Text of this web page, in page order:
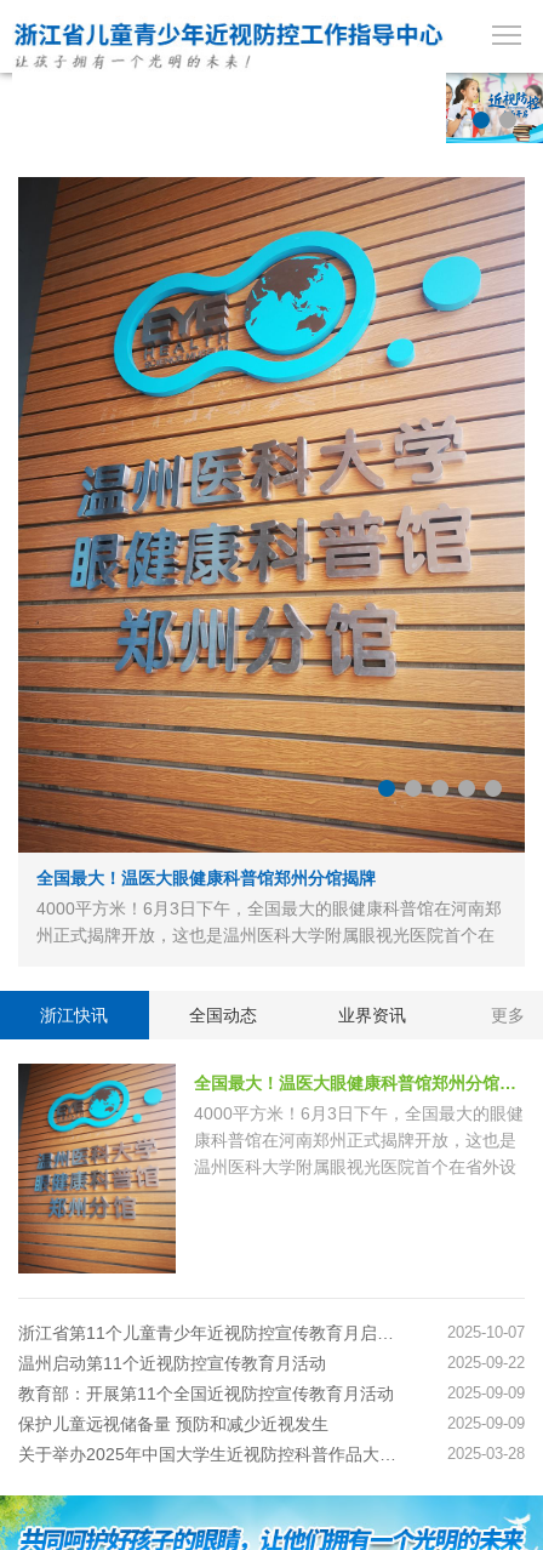
​全国最大！温医大眼健康科普馆郑州分馆揭牌
4000平方米！6月3日下午，全国最大的眼健康科普馆在河南郑
州正式揭牌开放，这也是温州医科大学附属眼视光医院首个在
专家技术指导、社会力量建设，探索一种多方联合共建公益场
馆的创新模式。 去年8月，教育…
浙江快讯 全国动态 业界资讯 更多
全国最大！温医大眼健康科普馆郑州分馆揭牌
4000平方米！6月3日下午，全国最大的眼健
康科普馆在河南郑州正式揭牌开放，这也是
温州医科大学附属眼视光医院首个在省外设
2025-10-07
温州启动第11个近视防控宣传教育月活动 2025-09-22
教育部：开展第11个全国近视防控宣传教育月活动 2025-09-09
保护儿童远视储备量 预防和减少近视发生 2025-09-09
2025-03-28